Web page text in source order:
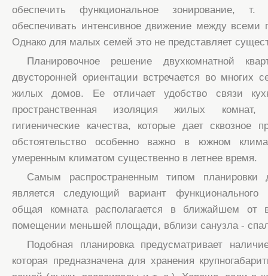
обеспечить функциональное зонирование,
обеспечивать интенсивное движение между всеми
Однако для малых семей это не представляет
Планировочное решение двухкомнатной
двусторонней ориентации встречается во многих
жилых домов. Ее отличает удобство связи
пространственная изоляция жилых комнат,
гигиенические качества, которые дает сквозное
обстоятельство особенно важно в южном
умеренным климатом существенно в летнее время.
Самым распространенным типом планировки
является следующий вариант функционального
общая комната располагается в ближайшем
помещении меньшей площади, вблизи санузла -
Подобная планировка предусматривает
которая предназначена для хранения